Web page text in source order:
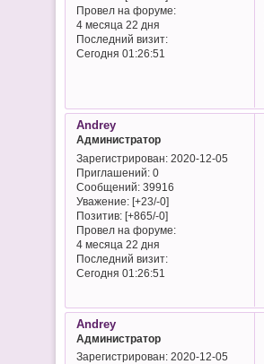
Провел на форуме:
4 месяца 22 дня
Последний визит:
Сегодня 01:26:51
Andrey
Администратор
Зарегистрирован: 2020-12-05
Приглашений:0
Сообщений:39916
Уважение: [+23/-0]
Позитив: [+865/-0]
Провел на форуме:
4 месяца 22 дня
Последний визит:
Сегодня 01:26:51
Andrey
Администратор
Зарегистрирован: 2020-12-05